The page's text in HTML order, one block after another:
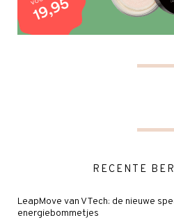
RECENTE
LeapMove van VTech: de nieuwe
energiebommetjes